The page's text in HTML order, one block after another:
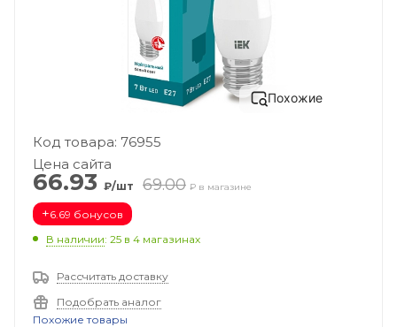
Похожие
Код товара: 76955
Цена сайта
66.93 ₽/шт 69.00 ₽ в магазине
+6.69 бонусов
В наличии: 25 в 4 магазинах
Рассчитать доставку
Подобрать аналог
Похожие товары